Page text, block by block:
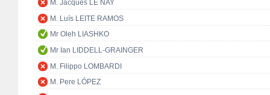
M. Jacques LE NAY
M. Luís LEITE RAMOS
Mr Oleh LIASHKO
Mr Ian LIDDELL-GRAINGER
M. Filippo LOMBARDI
M. Pere LÓPEZ